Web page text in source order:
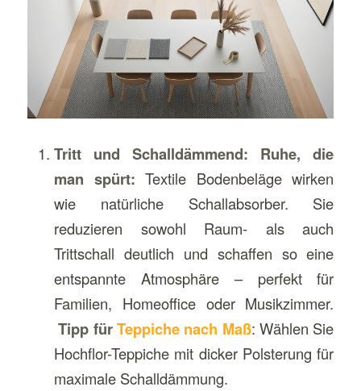
Tritt und Schalldämmend: Ruhe, die
man spürt:Textile Bodenbeläge wirken
wie natürliche Schallabsorber. Sie
reduzieren sowohl Raum- als auch
Trittschall deutlich und schaffen so eine
entspannte Atmosphäre – perfekt für
Familien, Homeoffice oder Musikzimmer.
Tipp fürTeppiche nach Maß: Wählen Sie
Hochflor-Teppiche mit dicker Polsterung für
maximale Schalldämmung.